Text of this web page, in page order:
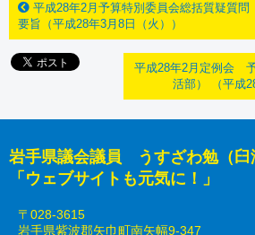
平成28年2月予算特別委員会総括質疑質問
要旨（平成28年3月8日（火））
平成28年2月定例会
活部） （平成
岩手県議会議員 うすざわ勉（臼
「ウェブサイトも元気に！」
〒028-3615
岩手県紫波郡矢巾町南矢幅9-347